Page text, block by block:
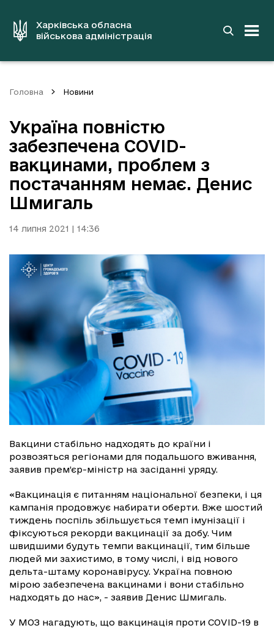
вмістуХарківська обласна
військова адміністрація
Головна Новини
Україна повністю
забезпечена COVID-
вакцинами, проблем з
постачанням немає. Денис
Шмигаль
14 липня 2021 | 14:36
Вакцини стабільно надходять до країни і
розвозяться регіонами для подальшого вживання,
заявив прем’єр-міністр на засіданні уряду.
«Вакцинація є питанням національної безпеки, і ця
кампанія продовжує набирати оберти. Вже шостий
тиждень поспіль збільшується темп імунізації і
фіксуються рекорди вакцинації за добу. Чим
швидшими будуть темпи вакцинації, тим більше
людей ми захистимо, в тому числі, і від нового
дельта-штаму коронавірусу. Україна повною
мірою забезпечена вакцинами і вони стабільно
надходять до нас», - заявив Денис Шмигаль.
У МОЗ нагадують, що вакцинація проти COVID-19 в